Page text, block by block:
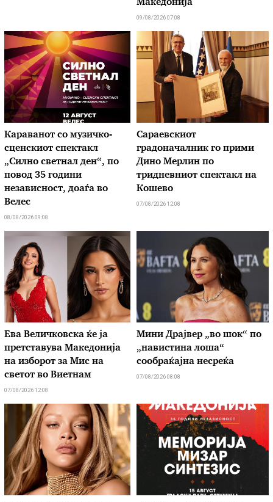
Македонија
09/08/2026 07:08
Караванот со музичкo-
сценскиот спектакл
„Силно светнал ден“, по
повод 35 години
независност, доаѓа во
Велес
08/08/2026 09:08
Сараевскиот
градоначалник го прими
Дино Мерлин по
тридневниот спектакл на
Кошево
07/08/2026 12:08
Ева Величковска ќе ја
претставува Македонија
на изборот за Мис на
светот во Виетнам
07/08/2026 12:08
Мини Драјвер „во шок“ по
„навистина лоша“
сообраќајна несреќа
07/08/2026 08:08